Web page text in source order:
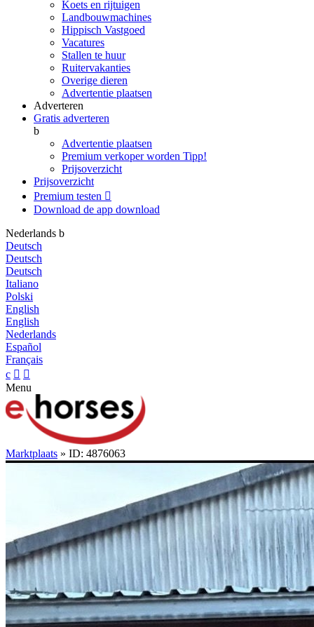
Koets en rijtuigen
Landbouwmachines
Hippisch Vastgoed
Vacatures
Stallen te huur
Ruitervakanties
Overige dieren
Advertentie plaatsen
Adverteren
Gratis adverteren
b
Advertentie plaatsen
Premium verkoper worden Tipp!
Prijsoverzicht
Prijsoverzicht
Premium testen 
Download de app download
Nederlands b
Deutsch
Deutsch
Deutsch
Italiano
Polski
English
English
Nederlands
Español
Français
c  
Menu
Marktplaats » ID: 4876063